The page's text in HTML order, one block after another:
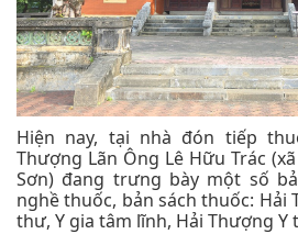
Hiện nay, tại nhà đón tiếp
Thượng Lãn Ông Lê Hữu Trác
Sơn) đang trưng bày một số
nghề thuốc, bản sách thuốc: Hải
thư, Y gia tâm lĩnh, Hải Thượng Y